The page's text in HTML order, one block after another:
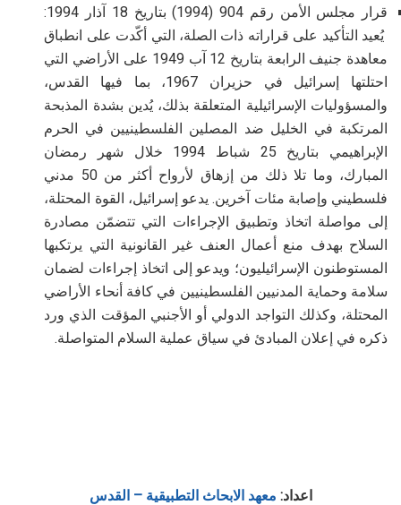
قرار مجلس الأمن رقم 904 (1994) بتاريخ 18 آذار 1994:
يُعيد التأكيد على قراراته ذات الصلة، التي أكّدت على انطباق
معاهدة جنيف الرابعة بتاريخ 12 آب 1949 على الأراضي التي
احتلتها إسرائيل في حزيران 1967، بما فيها القدس،
والمسؤوليات الإسرائيلية المتعلقة بذلك، يُدين بشدة المذبحة
المرتكبة في الخليل ضد المصلين الفلسطينيين في الحرم
الإبراهيمي بتاريخ 25 شباط 1994 خلال شهر رمضان
المبارك، وما تلا ذلك من إزهاق لأرواح أكثر من 50 مدني
فلسطيني وإصابة مئات آخرين. يدعو إسرائيل، القوة المحتلة،
إلى مواصلة اتخاذ وتطبيق الإجراءات التي تتضمّن مصادرة
السلاح بهدف منع أعمال العنف غير القانونية التي يرتكبها
المستوطنون الإسرائيليون؛ ويدعو إلى اتخاذ إجراءات لضمان
سلامة وحماية المدنيين الفلسطينيين في كافة أنحاء الأراضي
المحتلة، وكذلك التواجد الدولي أو الأجنبي المؤقت الذي ورد
ذكره في إعلان المبادئ في سياق عملية السلام المتواصلة.
اعداد: معهد الابحاث التطبيقية – القدس